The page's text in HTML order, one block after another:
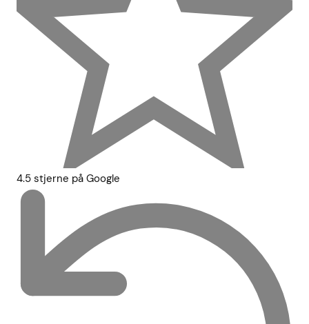
4.5 stjerne på Google